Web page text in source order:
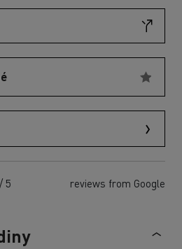
/ 5 reviews from Google